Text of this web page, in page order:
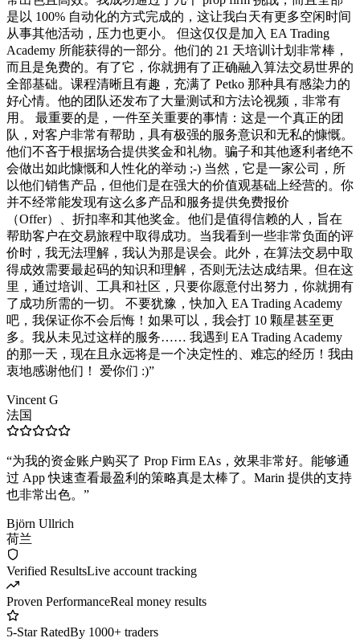
是以 100% 自动化的方式完成的，这让我白天有更多空闲时间
从事其他活动，压力也更小。 但这仅仅是加入 EA Trading
Academy 所能获得的一部分。他们的 21 天培训计划非常棒，
而且是免费的。有了它，你就拥有了正确融入算法交易世界的
全部基础。课程清晰且有趣，充满了 Petko 那种具有感染力的
好心情。他的团队还发布了大量测试和方法论视频，非常有
用。 最重要的是，一件至关重要的事情：这是一个真正的团
队，对客户非常有帮助，具有极强的服务意识和无私的慷慨。
他们不吝于根据场合提供奖金和礼物。骗子和其他逐利者绝不
会做出如此慷慨和人性化的举动 ;-) 当然，它是一家公司，所
以他们销售产品，但他们是在强大的价值观基础上经营的。你
并不经常能发现有这么多产品和服务提供免费报价
（Offer）、折扣率和其他奖金。他们是值得信赖的人，旨在
帮助客户在交易旅程中取得成功。当我看到一些非常负面的评
价时，我无法理解，我认为那是误会。此外，在算法交易中取
得成效需要最起码的知识和理解，否则无法达成结果。但在这
里，通过培训、工具和社区，只要你愿意付出努力，你就拥有
了成功所需的一切。 不要犹豫，快加入 EA Trading Academy
吧，我保证你不会后悔！如果可以，我会打 10 颗星甚至更
多。我从未见过这样的服务…… 我遇到 EA Trading Academy
的那一天，现在且永远将是一个决定性的、难忘的经历！我由
衷地感谢他们！ 爱你们 :)”
Vincent G
法国
“为我的资金账户购买了 Prop Firm EAs，效果非常好。能够通
过 App 快速查看最盈利的策略真是太棒了。Marin 提供的支持
也非常出色。 ”
Björn Ullrich
荷兰
Verified ResultsLive account tracking
Proven PerformanceReal money results
5-Star RatedBy 1000+ traders